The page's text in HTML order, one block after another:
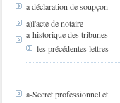
a déclaration de soupçon
a)l'acte de notaire
a-historique des tribunes
les précédentes lettres
a-Secret professionnel et